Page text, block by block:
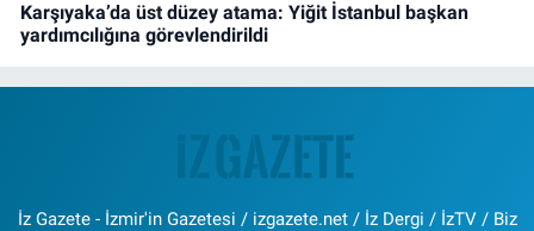
Karşıyaka’da üst düzey atama: Yiğit İstanbul başkan
yardımcılığına görevlendirildi
İz Gazete - İzmir'in Gazetesi / izgazete.net / İz Dergi / İzTV / Biz